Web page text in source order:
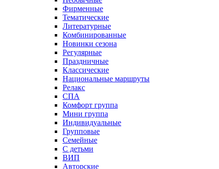
Фирменные
Тематические
Литературные
Комбинированные
Новинки сезона
Регулярные
Праздничные
Классические
Национальные маршруты
Релакс
СПА
Комфорт группа
Мини группа
Индивидуальные
Групповые
Семейные
С детьми
ВИП
Авторские